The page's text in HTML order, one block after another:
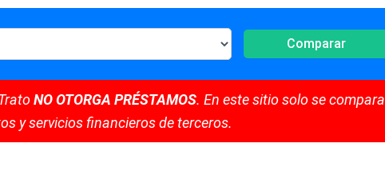
Comparar
NO OTORGA PRÉSTAMOS. En este sitio solo se compara
y servicios financieros de terceros.